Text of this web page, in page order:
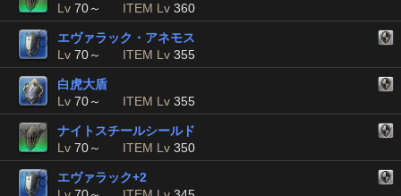
Lv 70～ ITEM Lv 360
エヴァラック・アネモス
Lv 70～ ITEM Lv 355
白虎大盾
Lv 70～ ITEM Lv 355
ナイトスチールシールド
Lv 70～ ITEM Lv 350
エヴァラック+2